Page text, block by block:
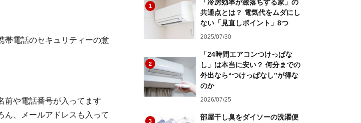
帯電話のセキュリティーの意
前や電話番号が入ってます
ん、メールアドレスも入って
1
「冷房効率が激落ちする家」の
共通点とは？ 電気代をムダにし
ない「見直しポイント」8つ
2025/07/30
2
「24時間エアコンつけっぱな
し」は本当に安い？ 何分までの
外出なら“つけっぱなし”が得な
のか
2026/07/25
3
部屋干し臭をダイソーの洗濯便